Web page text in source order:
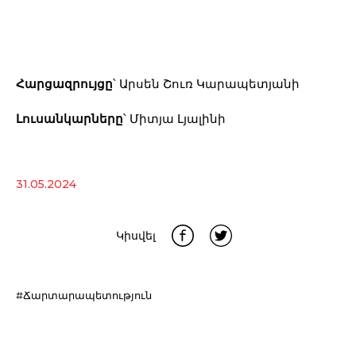
Հարցազրույցը՝ Արսեն Շուռ Կարապետյանի
Լուսանկարները՝ Միտյա Լյալինի
31.05.2024
Կիսվել
#Ճարտարապետություն